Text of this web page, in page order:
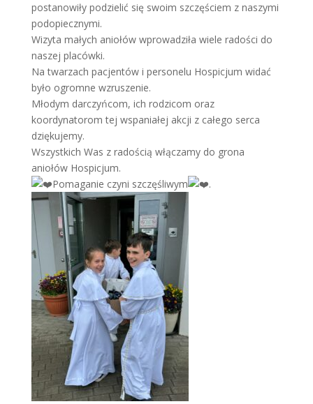
postanowiły podzielić się swoim szczęściem z naszymi
podopiecznymi.
Wizyta małych aniołów wprowadziła wiele radości do
naszej placówki.
Na twarzach pacjentów i personelu Hospicjum widać
było ogromne wzruszenie.
Młodym darczyńcom, ich rodzicom oraz
koordynatorom tej wspaniałej akcji z całego serca
dziękujemy.
Wszystkich Was z radością włączamy do grona
aniołów Hospicjum.
Pomaganie czyni szczęśliwym
.